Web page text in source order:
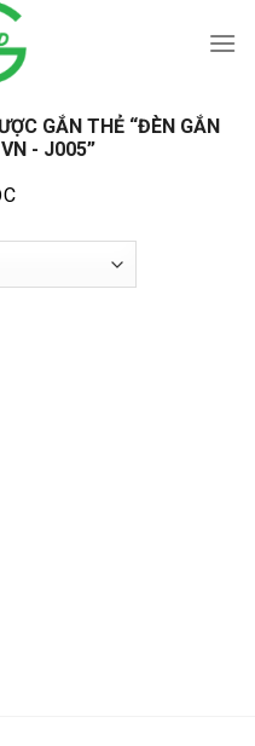
GẮN THẺ “ĐÈN GẮN
- J005”